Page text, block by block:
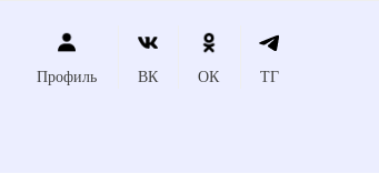
Профиль ВК ОК ТГ